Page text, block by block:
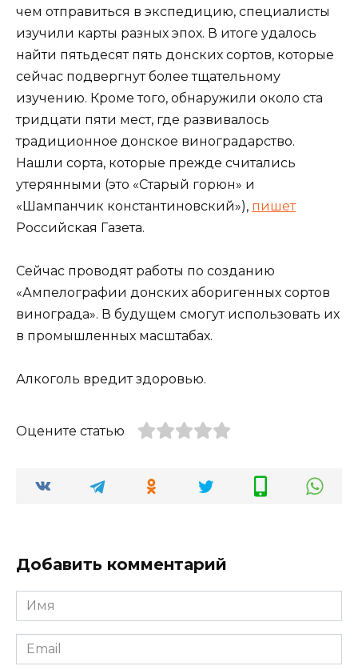
чем отправиться в экспедицию, специалисты
изучили карты разных эпох. В итоге удалось
найти пятьдесят пять донских сортов, которые
сейчас подвергнут более тщательному
изучению. Кроме того, обнаружили около ста
тридцати пяти мест, где развивалось
традиционное донское виноградарство.
Нашли сорта, которые прежде считались
утерянными (это «Старый горюн» и
«Шампанчик константиновский»), пишет
Российская Газета.
Сейчас проводят работы по созданию
«Ампелографии донских аборигенных сортов
винограда». В будущем смогут использовать их
в промышленных масштабах.
Алкоголь вредит здоровью.
Оцените статью
Добавить комментарий
Имя
*
Email
*